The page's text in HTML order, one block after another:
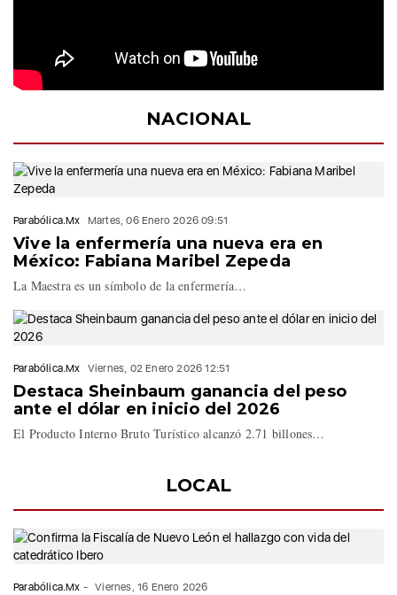
NACIONAL
Parabólica.Mx Martes, 06 Enero 2026 09:51
Vive la enfermería una nueva era en
México: Fabiana Maribel Zepeda
La Maestra es un símbolo de la enfermería…
Parabólica.Mx Viernes, 02 Enero 2026 12:51
Destaca Sheinbaum ganancia del peso
ante el dólar en inicio del 2026
El Producto Interno Bruto Turístico alcanzó 2.71 billones…
LOCAL
Parabólica.Mx - Viernes, 16 Enero 2026